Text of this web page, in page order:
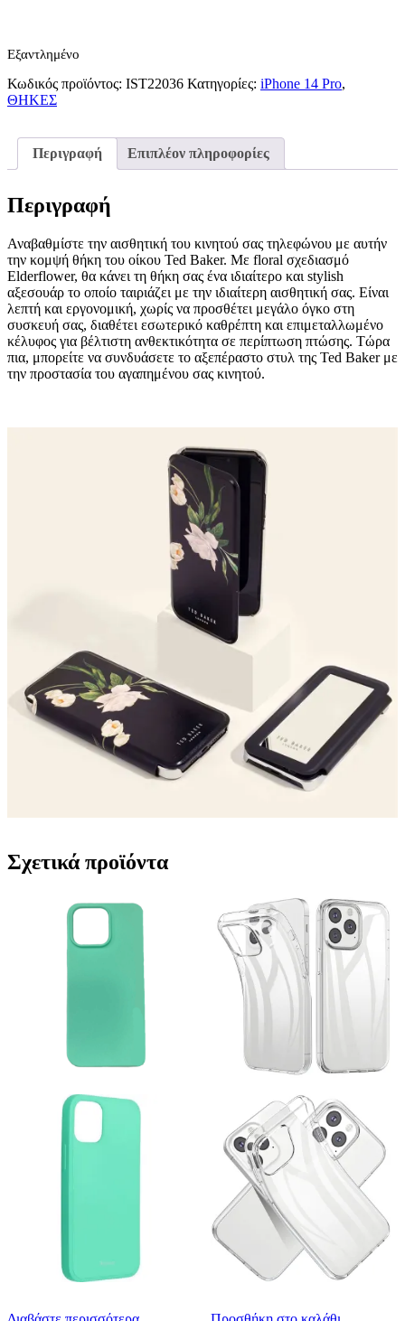
Εξαντλημένο
Κωδικός προϊόντος: IST22036 Κατηγορίες: iPhone 14 Pro,
ΘΗΚΕΣ
Περιγραφή Επιπλέον πληροφορίες
Περιγραφή
Αναβαθμίστε την αισθητική του κινητού σας τηλεφώνου με αυτήν
την κομψή θήκη του οίκου Ted Baker. Με floral σχεδιασμό
Elderflower, θα κάνει τη θήκη σας ένα ιδιαίτερο και stylish
αξεσουάρ το οποίο ταιριάζει με την ιδιαίτερη αισθητική σας. Είναι
λεπτή και εργονομική, χωρίς να προσθέτει μεγάλο όγκο στη
συσκευή σας, διαθέτει εσωτερικό καθρέπτη και επιμεταλλωμένο
κέλυφος για βέλτιστη ανθεκτικότητα σε περίπτωση πτώσης. Τώρα
πια, μπορείτε να συνδυάσετε το αξεπέραστο στυλ της Ted Baker με
την προστασία του αγαπημένου σας κινητού.
Σχετικά προϊόντα